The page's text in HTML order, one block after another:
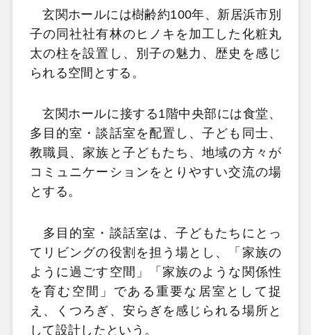
玄関ホールには樹齢約100年、新居浜市別
子の同社社有林のヒノキを加工した化粧丸
太の柱を設置し、別子の魅力、歴史を感じ
られる空間とする。
玄関ホールに接する1階中央部には食堂、
多目的室・談話室を配置し、子ども同士、
教職員、家族と子どもたち、地域の方々が
コミュニケーションをとりやすい交流の場
とする。
多目的室・談話室は、子どもたちにとっ
てリビングの役割を担う場とし、「家族の
ように過ごす空間」「家族のような関係性
を育む空間」である重要な居室として捉
え、くつろぎ、安らぎを感じられる場所と
して設計したという。